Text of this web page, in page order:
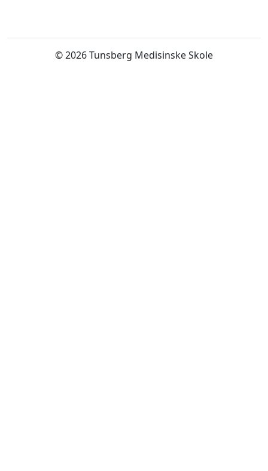
© 2026 Tunsberg Medisinske Skole